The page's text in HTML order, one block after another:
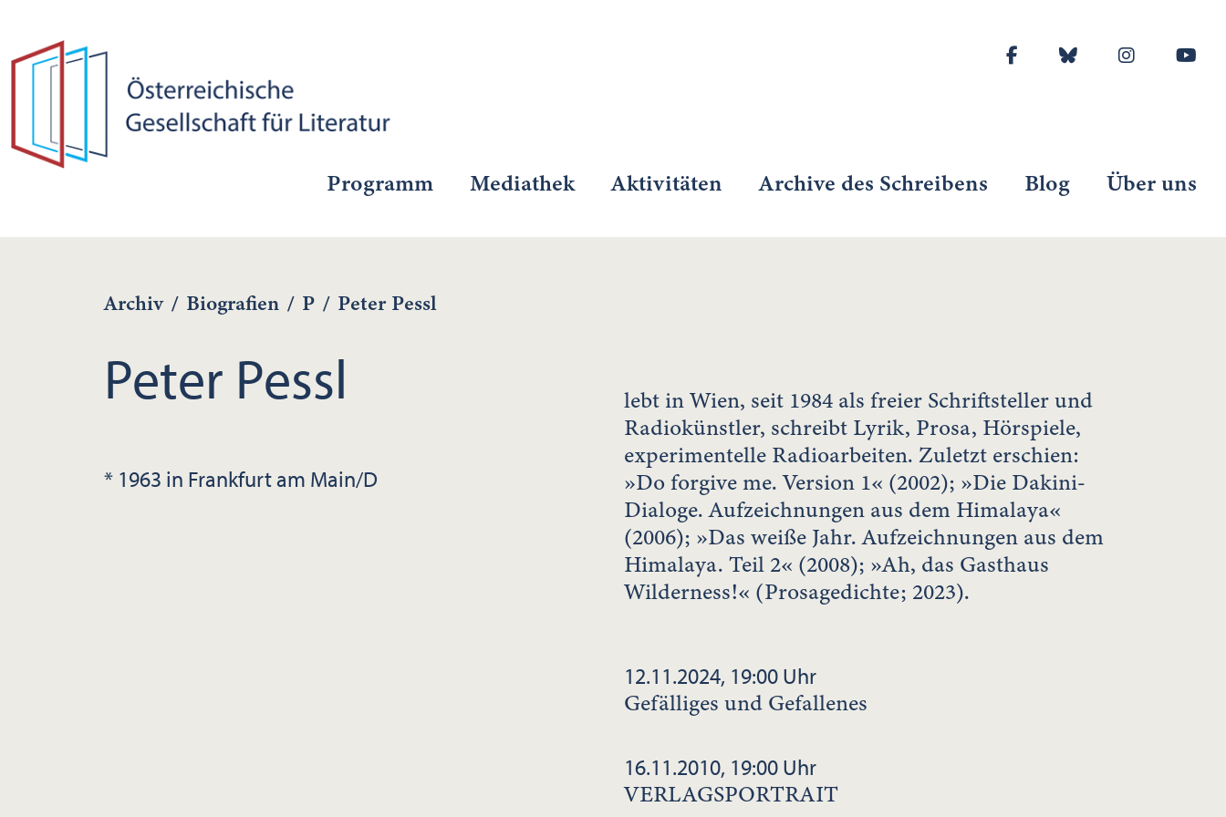
Programm Mediathek Aktivitäten Archive des Schreibens Blog Über uns
Archiv / Biografien / P / Peter Pessl
Peter Pessl
* 1963 in Frankfurt am Main/D
lebt in Wien, seit 1984 als freier Schriftsteller und
Radiokünstler, schreibt Lyrik, Prosa, Hörspiele,
experimentelle Radioarbeiten. Zuletzt erschien:
»Do forgive me. Version 1« (2002); »Die Dakini-
Dialoge. Aufzeichnungen aus dem Himalaya«
(2006); »Das weiße Jahr. Aufzeichnungen aus dem
Himalaya. Teil 2« (2008); »Ah, das Gasthaus
Wilderness!« (Prosagedichte; 2023).
12.11.2024, 19:00 Uhr
Gefälliges und Gefallenes
16.11.2010, 19:00 Uhr
VERLAGSPORTRAIT